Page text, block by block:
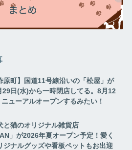
原町】国道11号線沿いの「松屋」が
29日(水)から一時閉店してる。8月12
ューアルオープンするみたい！
と猫のオリジナル雑貨店
」が2026年夏オープン予定！愛く
ジナルグッズや看板ペットもお出迎